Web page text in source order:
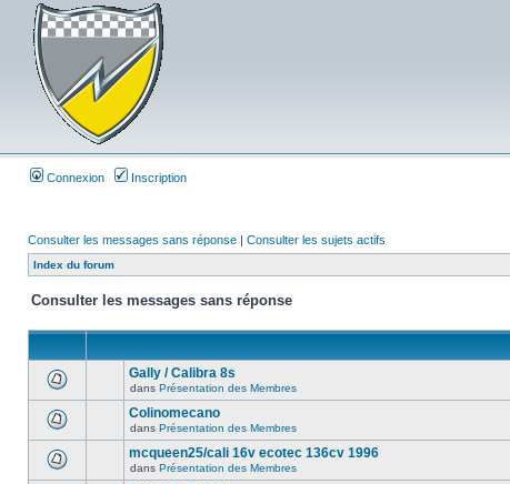
Connexion Inscription
Consulter les messages sans réponse | Consulter les sujets actifs
Index du forum
Consulter les messages sans réponse
Gally / Calibra 8s
dans Présentation des Membres
Colinomecano
dans Présentation des Membres
mcqueen25/cali 16v ecotec 136cv 1996
dans Présentation des Membres